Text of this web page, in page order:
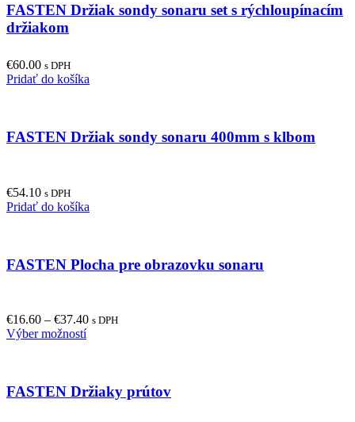
FASTEN Držiak sondy sonaru set s rýchloupínacím
držiakom
€60.00 s DPH
Pridať do košíka
FASTEN Držiak sondy sonaru 400mm s klbom
€54.10 s DPH
Pridať do košíka
FASTEN Plocha pre obrazovku sonaru
€16.60 – €37.40 s DPH
Výber možnostíThis
variants.
FASTEN Držiaky prútov